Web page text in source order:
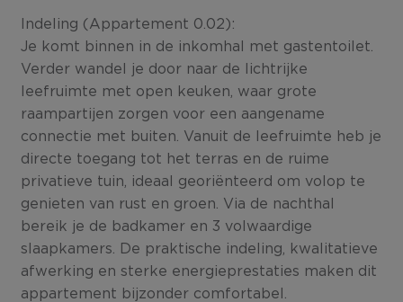
Indeling (Appartement 0.02):
Je komt binnen in de inkomhal met gastentoilet.
Verder wandel je door naar de lichtrijke
leefruimte met open keuken, waar grote
raampartijen zorgen voor een aangename
connectie met buiten. Vanuit de leefruimte heb je
directe toegang tot het terras en de ruime
privatieve tuin, ideaal georiënteerd om volop te
genieten van rust en groen. Via de nachthal
bereik je de badkamer en 3 volwaardige
slaapkamers. De praktische indeling, kwalitatieve
afwerking en sterke energieprestaties maken dit
appartement bijzonder comfortabel.